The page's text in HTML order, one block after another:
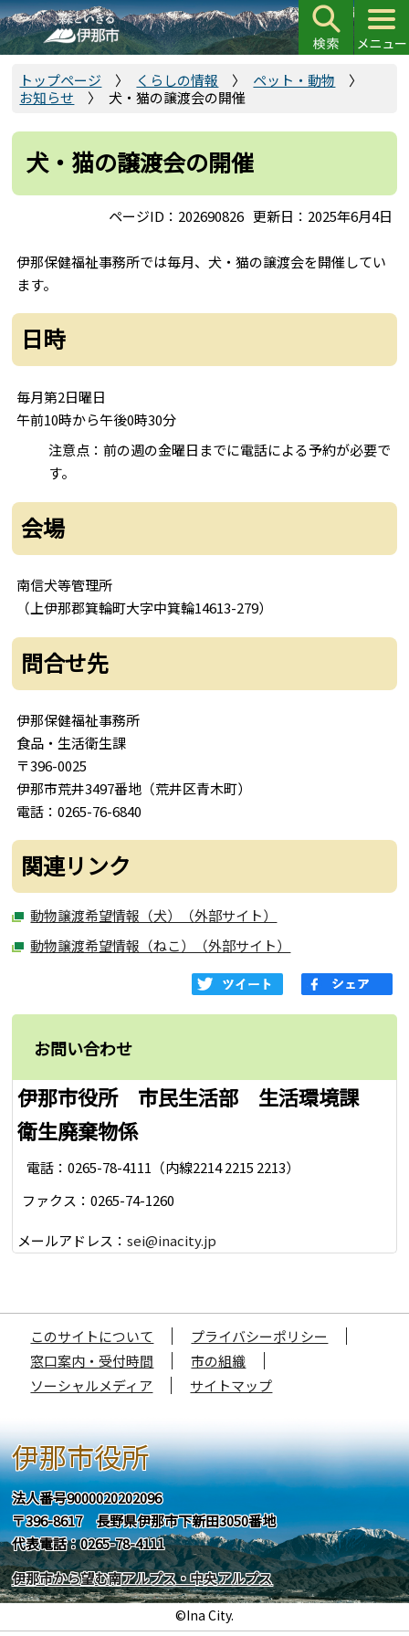
こ
の
ペ
で
トップページ くらしの情報
ペット・動物
お知らせ
犬・猫の譲渡会の開催
犬・猫の譲渡会の開催
ページID：202690826 更新日：2025年6月4日
伊那保健福祉事務所では毎月、犬・猫の譲渡会を開催してい
ます。
日時
毎月第2日曜日
午前10時から午後0時30分
注意点：前の週の金曜日までに電話による予約が必要で
す。
会場
南信犬等管理所
（上伊那郡箕輪町大字中箕輪14613-279）
問合せ先
伊那保健福祉事務所
食品・生活衛生課
〒396-0025
伊那市荒井3497番地（荒井区青木町）
電話：0265-76-6840
関連リンク
動物譲渡希望情報（犬）（外部サイト）
動物譲渡希望情報（ねこ）（外部サイト）
お問い合わせ
伊那市役所 市民生活部 生活環境課
衛生廃棄物係
電話：0265-78-4111（内線2214 2215 2213）
ファクス：0265-74-1260
メールアドレス：sei@inacity.jp
このサイトについて
プライバシーポリシー
窓口案内・受付時間
市の組織
ソーシャルメディア
サイトマップ
伊那市役所
法人番号9000020202096
〒396-8617 長野県伊那市下新田3050番地
代表電話：0265-78-4111
伊那市から望む南アルプス・中央アルプス
©Ina City.